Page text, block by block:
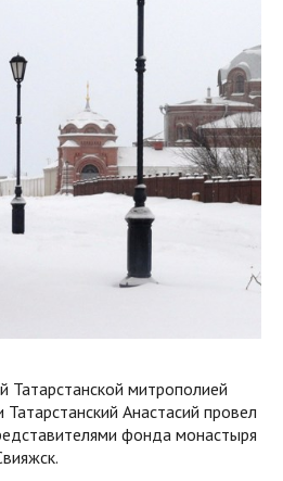
Татарстанской митрополией
Анастасий провел
фонда монастыря